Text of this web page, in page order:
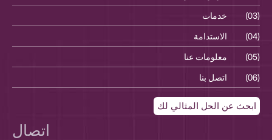
(03)
خدمات
(04)
الاستدامة
(05)
معلومات عنا
(06)
اتصل بنا
ابحث عن الحل المثالي لك
اتصال